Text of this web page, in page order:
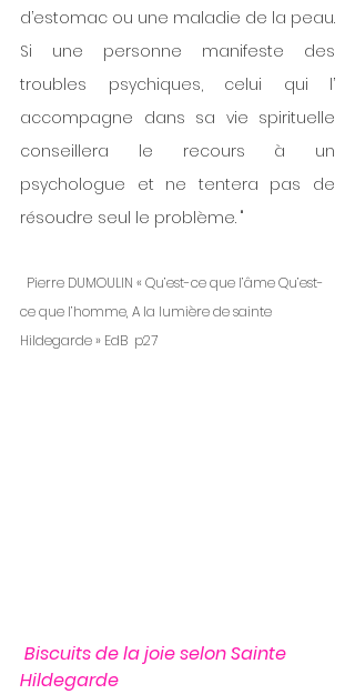
d’estomac ou une maladie de la peau.
Si une personne manifeste des
troubles psychiques, celui qui l’
accompagne dans sa vie spirituelle
conseillera le recours à un
psychologue et ne tentera pas de
résoudre seul le problème. "
ce que l’homme, A la lumière de sainte
Hildegarde » EdB  p27
Biscuits de la joie selon Sainte
Hildegarde